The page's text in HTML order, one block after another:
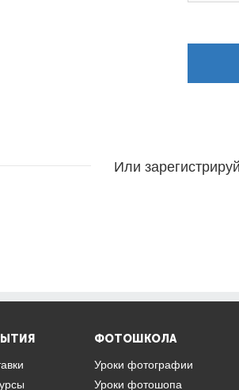
Или
ФОТОШКОЛА
Уроки фотографии
Уроки фотошопа